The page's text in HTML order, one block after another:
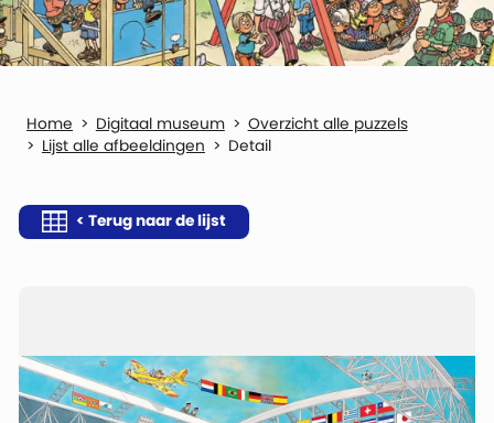
Digitaal museum
Overzicht alle puzzels
Lijst alle afbeeldingen
Detail
< Terug naar de lijst